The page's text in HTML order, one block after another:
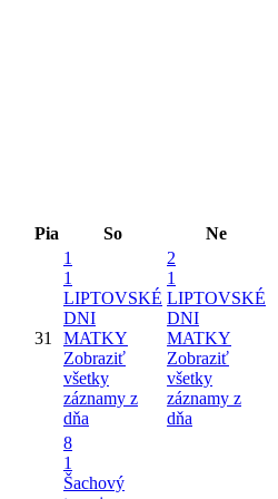
Pia So Ne
31
1
1
LIPTOVSKÉ
DNI
MATKY
Zobraziť
všetky
záznamy z
dňa
2
1
LIPTOVSKÉ
DNI
MATKY
Zobraziť
všetky
záznamy z
dňa
8
1
Šachový